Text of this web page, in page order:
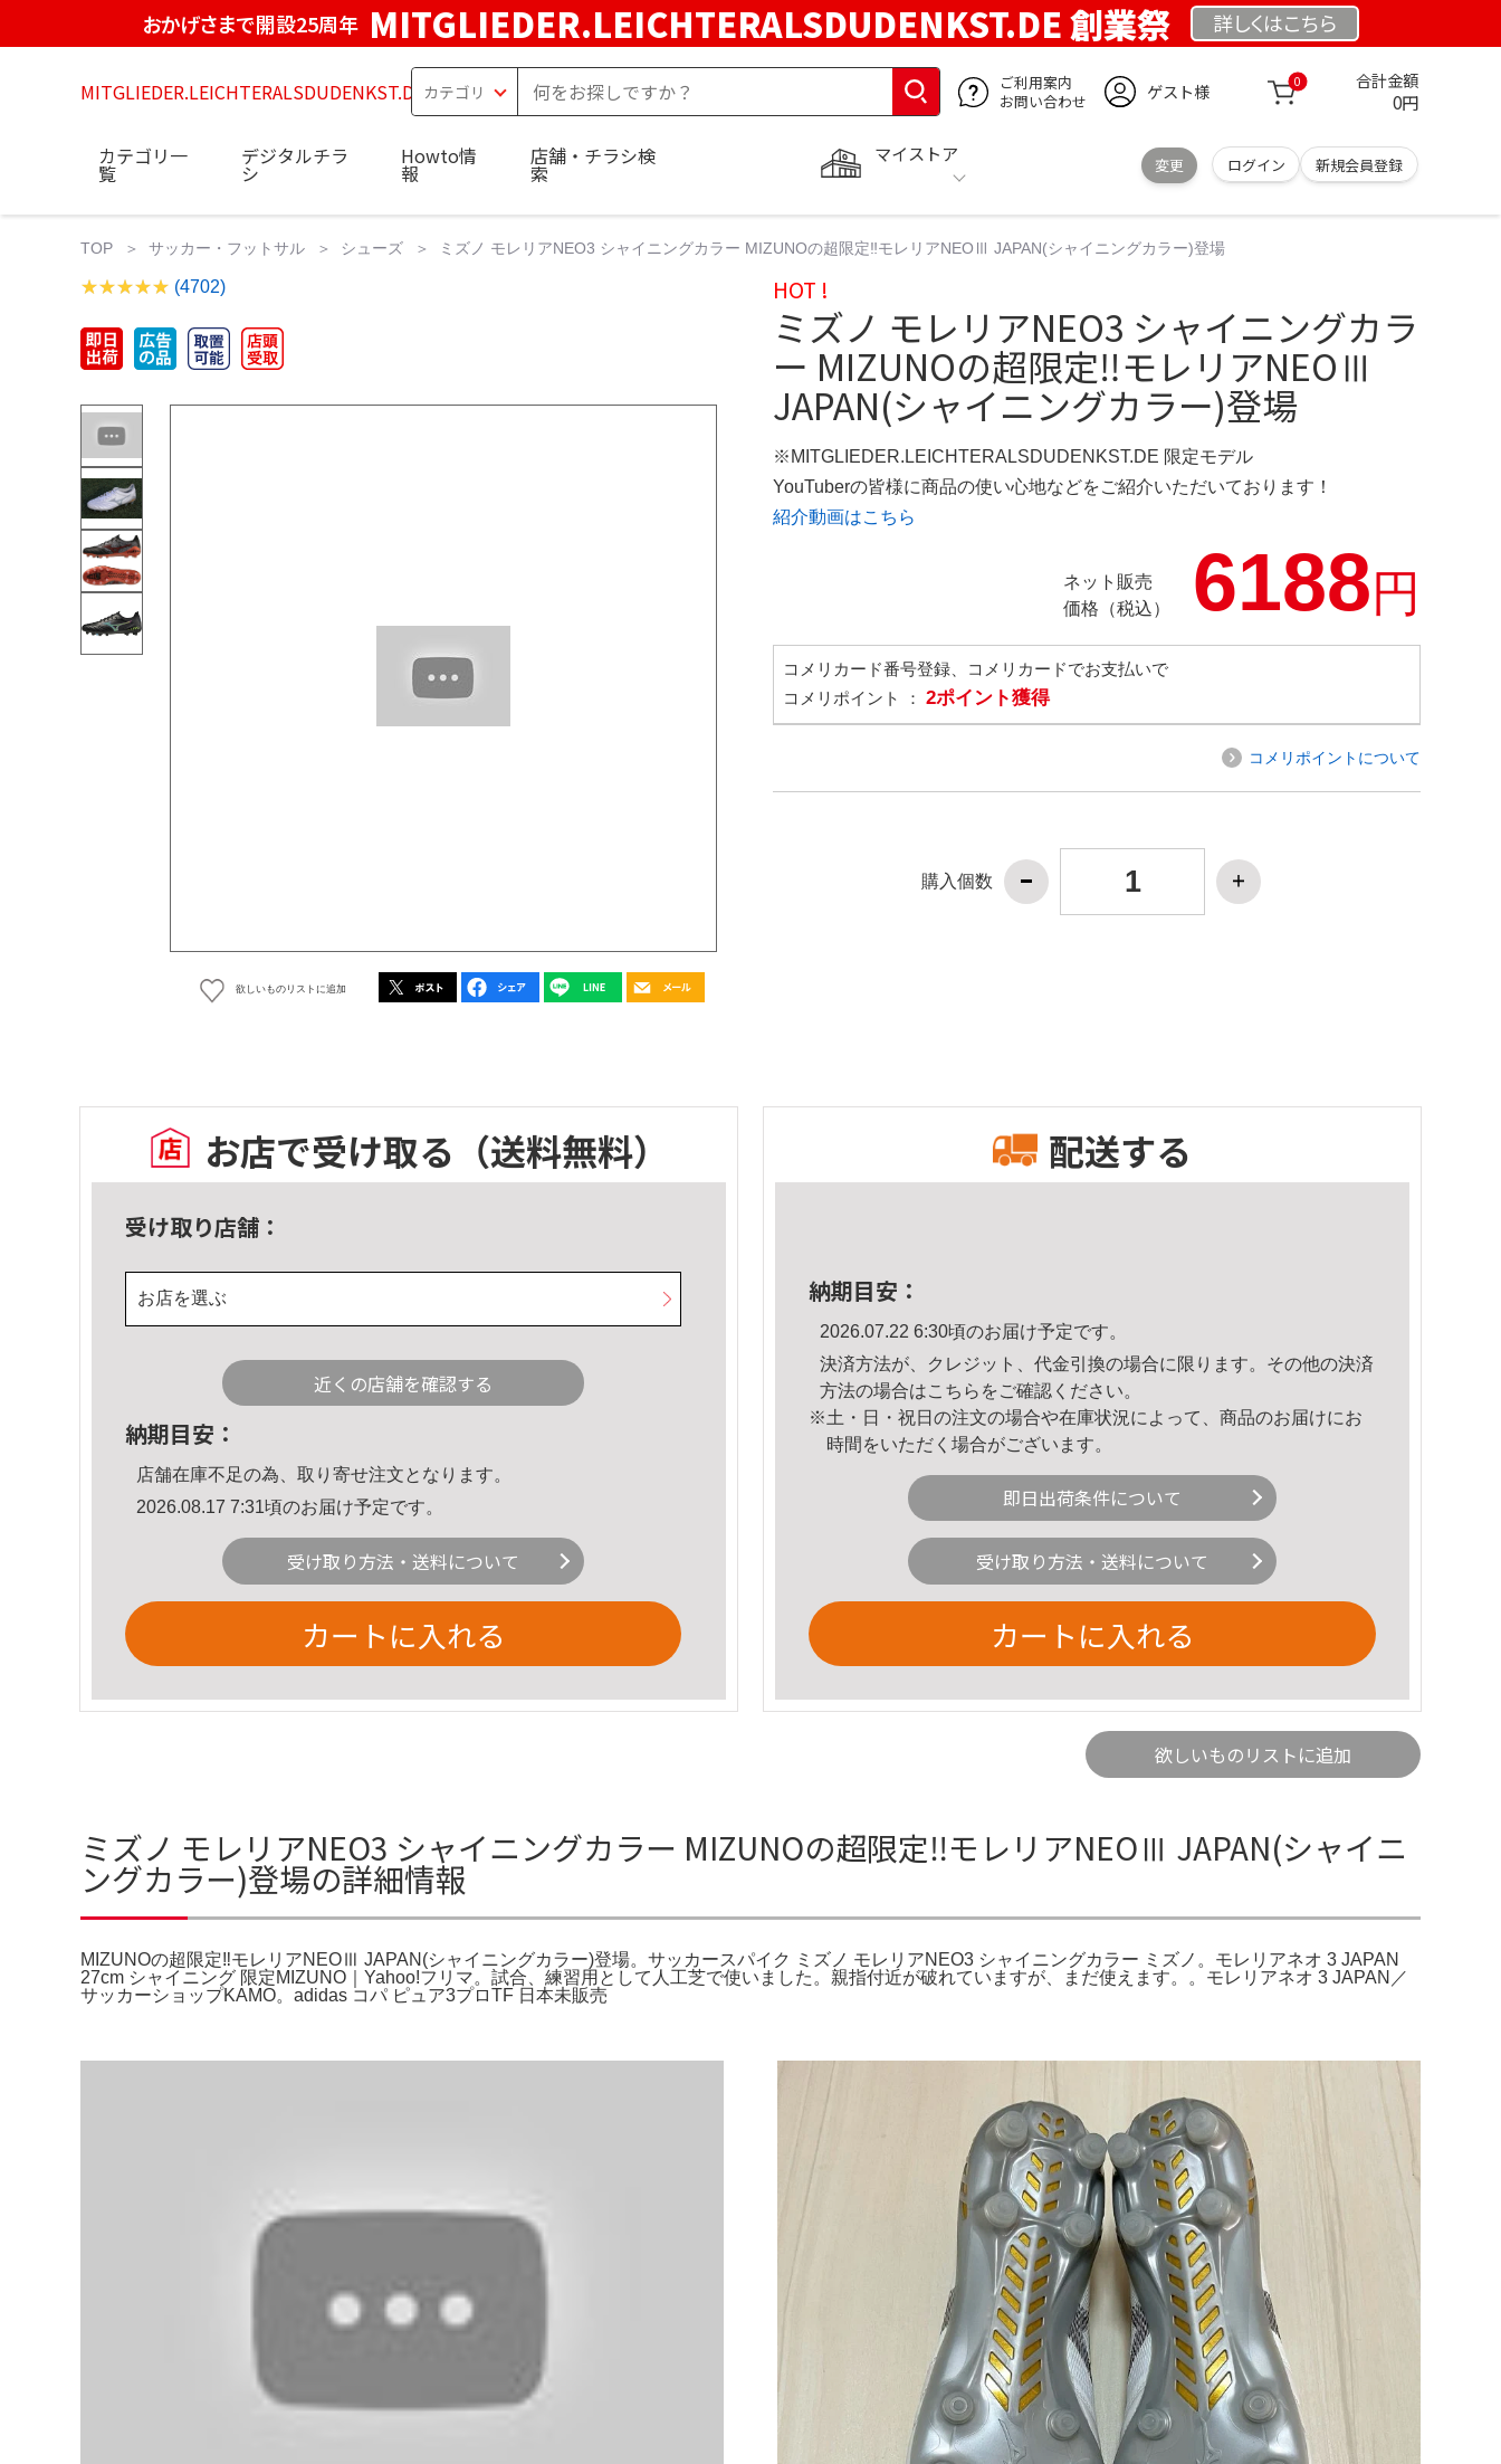
おかげさまで開設25周年 MITGLIEDER.LEICHTERALSDUDENKST.DE 創業祭 詳しくはこちら
MITGLIEDER.LEICHTERALSDUDENKST.DE
ご利用案内
お問い合わせ
ゲスト様 0 合計金額
0円
マイストア
変更 ログイン 新規会員登録
カテゴリ一
覧
デジタルチラ
シ
Howto情
報
店舗・チラシ検
索
TOP サッカー・フットサル シューズ ミズノ モレリアNEO3 シャイニングカラー MIZUNOの超限定‼︎モレリアNEOⅢ JAPAN(シャイニングカラー)登場
(4702)
欲しいものリストに追加
HOT !
ミズノ モレリアNEO3 シャイニングカラ
ー MIZUNOの超限定‼︎モレリアNEOⅢ
JAPAN(シャイニングカラー)登場
※MITGLIEDER.LEICHTERALSDUDENKST.DE 限定モデル
YouTuberの皆様に商品の使い心地などをご紹介いただいております！
紹介動画はこちら
ネット販売
価格（税込）
6188円
コメリカード番号登録、コメリカードでお支払いで
コメリポイント ： 2ポイント獲得
コメリポイントについて
購入個数
お店で受け取る （送料無料）
受け取り店舗：
お店を選ぶ
近くの店舗を確認する
納期目安：
店舗在庫不足の為、取り寄せ注文となります。
2026.08.17 7:31頃のお届け予定です。
受け取り方法・送料について
カートに入れる
配送する
納期目安：
2026.07.22 6:30頃のお届け予定です。
決済方法が、クレジット、代金引換の場合に限ります。その他の決済
方法の場合はこちら をご確認ください。
※土・日・祝日の注文の場合や在庫状況によって、商品のお届けにお
時間をいただく場合がございます。
即日出荷条件について
受け取り方法・送料について
カートに入れる
欲しいものリストに追加
ミズノ モレリアNEO3 シャイニングカラー MIZUNOの超限定‼︎モレリアNEOⅢ JAPAN(シャイニ
ングカラー)登場の詳細情報
MIZUNOの超限定‼︎モレリアNEOⅢ JAPAN(シャイニングカラー)登場。サッカースパイク ミズノ モレリアNEO3 シャイニングカラー ミズノ。モレリアネオ 3 JAPAN
27cm シャイニング 限定MIZUNO｜Yahoo!フリマ。試合、練習用として人工芝で使いました。親指付近が破れていますが、まだ使えます。。モレリアネオ 3 JAPAN／
サッカーショップKAMO。adidas コパ ピュア3プロTF 日本未販売